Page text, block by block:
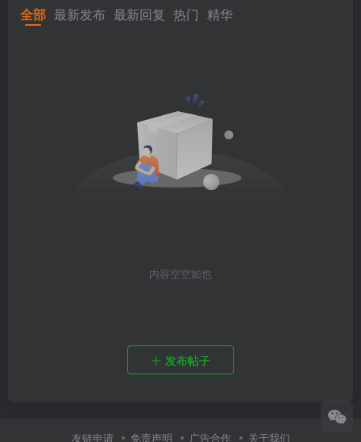
全部 最新发布 最新回复 热门 精华
内容空空如也
发布帖子
友链申请 免责声明 广告合作 关于我们